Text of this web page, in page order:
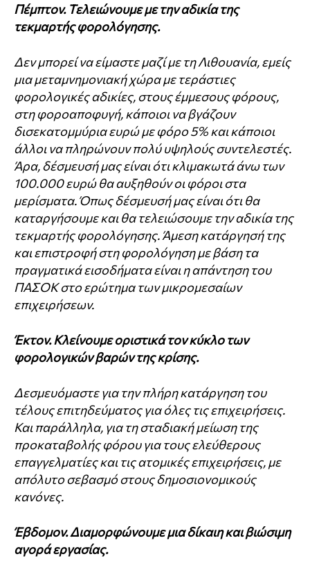
Πέμπτον. Τελειώνουμε με την αδικία της
τεκμαρτής φορολόγησης.
Δεν μπορεί να είμαστε μαζί με τη Λιθουανία, εμείς
μια μεταμνημονιακή χώρα με τεράστιες
φορολογικές αδικίες, στους έμμεσους φόρους,
στη φοροαποφυγή, κάποιοι να βγάζουν
δισεκατομμύρια ευρώ με φόρο 5% και κάποιοι
άλλοι να πληρώνουν πολύ υψηλούς συντελεστές.
Άρα, δέσμευσή μας είναι ότι κλιμακωτά άνω των
100.000 ευρώ θα αυξηθούν οι φόροι στα
μερίσματα. Όπως δέσμευσή μας είναι ότι θα
καταργήσουμε και θα τελειώσουμε την αδικία της
τεκμαρτής φορολόγησης.Άμεση κατάργησή της
και επιστροφή στη φορολόγηση με βάση τα
πραγματικά εισοδήματα είναι η απάντηση του
ΠΑΣΟΚ στο ερώτημα των μικρομεσαίων
επιχειρήσεων.
Έκτον. Κλείνουμε οριστικά τον κύκλο των
φορολογικών βαρών της κρίσης.
Δεσμευόμαστε για την πλήρη κατάργηση του
τέλους επιτηδεύματος για όλες τις επιχειρήσεις.
Και παράλληλα, για τη σταδιακή μείωση της
προκαταβολής φόρου για τους ελεύθερους
επαγγελματίες και τις ατομικές επιχειρήσεις, με
απόλυτο σεβασμό στους δημοσιονομικούς
κανόνες.
Έβδομον. Διαμορφώνουμε μια δίκαιη και βιώσιμη
αγορά εργασίας.